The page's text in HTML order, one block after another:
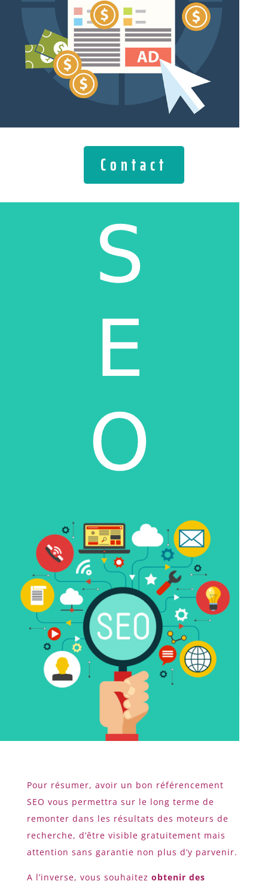
Contact
Pour résumer, avoir un bon référencement
SEO vous permettra sur le long terme de
remonter dans les résultats des moteurs de
recherche, d’être visible gratuitement mais
attention sans garantie non plus d’y parvenir.
A l’inverse, vous souhaitez obtenir des